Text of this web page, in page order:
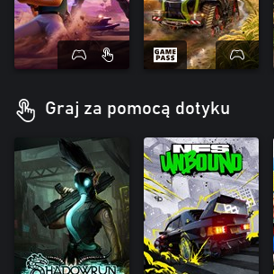
Graj za pomocą dotyku